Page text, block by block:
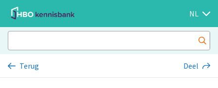
NL
Terug Deel